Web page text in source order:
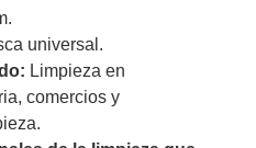
universal.
Limpieza en
comercios y